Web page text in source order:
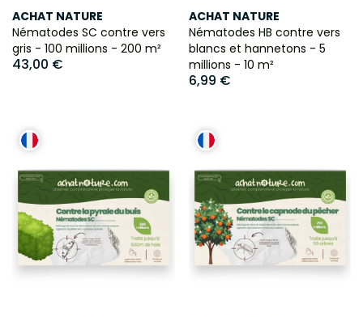
ACHAT NATURE
Nématodes SC contre vers
gris - 100 millions - 200 m²
43,00 €
ACHAT NATURE
Nématodes HB contre vers
blancs et hannetons - 5
millions - 10 m²
6,99 €